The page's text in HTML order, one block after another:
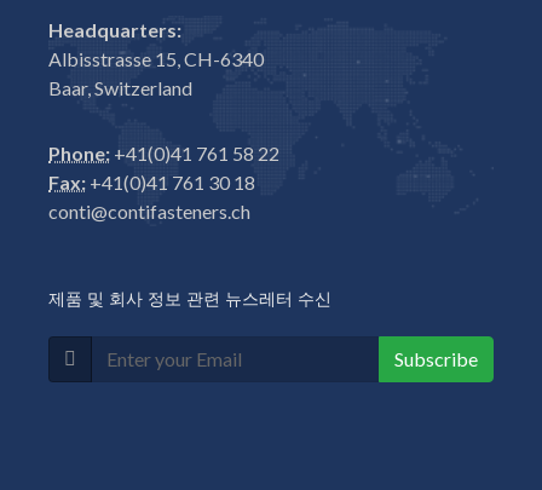
Headquarters:
Albisstrasse 15, CH-6340
Baar, Switzerland
Phone: +41(0)41 761 58 22
Fax: +41(0)41 761 30 18
conti@contifasteners.ch
제품 및 회사 정보 관련 뉴스레터 수신
Subscribe